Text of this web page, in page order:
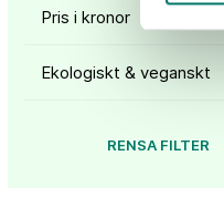
Pris i kronor
Ekologiskt & veganskt
RENSA FILTER